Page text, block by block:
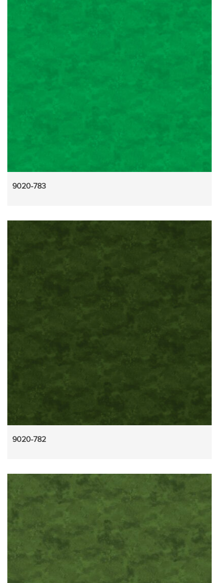
9020-783
9020-782